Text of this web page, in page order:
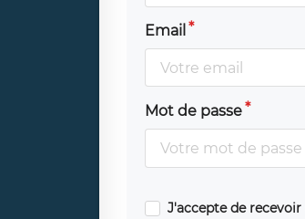
Email
Mot de passe
J'accepte de